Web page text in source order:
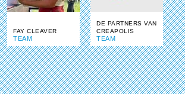
FAY CLEAVER
TEAM
DE PARTNERS VAN
CREAPOLIS
TEAM